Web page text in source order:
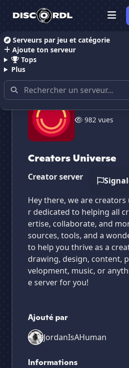
Serveurs par jeu et catégorie
Ajoute ton serveur
Tops
Plus
Accueil Serveurs Discord
982 vues
Creators Universe
Creator server
Hey there, we are creators
r dedicated to helping all
ertise, collaborate, and
sources, tools, and a
to help you thrive as a
drawing, design, content,
velopment, music, or
e server for you!
Ajouté par
JordanIsAHuman
Informations
Vote pour Creators
Es-tu sûr de vouloir
Creators